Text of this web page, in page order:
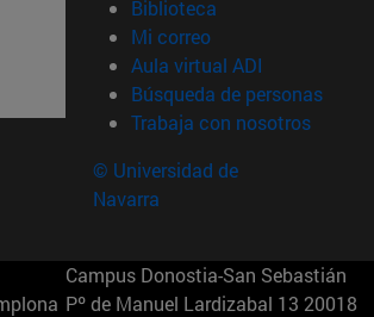
Biblioteca (abre en nueva
Mi correo(abre en nueva
Aula virtual ADI (abre en
Búsqueda de personas(abre
Trabaja con nosotros(abre
© Universidad de
Navarra
Campus Donostia-San Sebastián
Pº de Manuel Lardizabal 13 20018